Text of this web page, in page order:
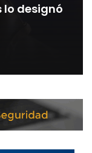
lo designó